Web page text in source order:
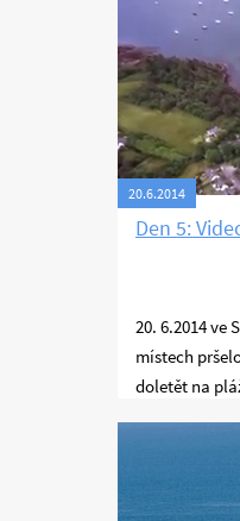
20.6.2014
Den 5:
20. 6.2014 ve
místech
doletět na
jsem asi 600